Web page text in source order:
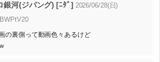
銀河(ジパング) [ﾆﾀﾞ] 2026/06/28(日)
の裏側って動画色々あるけど